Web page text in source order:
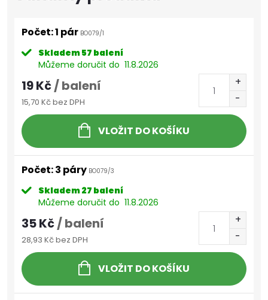
Počet: 1 pár BO079/1
Skladem57 balení
Můžeme doručit do 11.8.2026
19 Kč/ balení
15,70 Kč bez DPH
VLOŽIT DO KOŠÍKU
Počet: 3 páry BO079/3
Skladem27 balení
Můžeme doručit do 11.8.2026
35 Kč/ balení
28,93 Kč bez DPH
VLOŽIT DO KOŠÍKU